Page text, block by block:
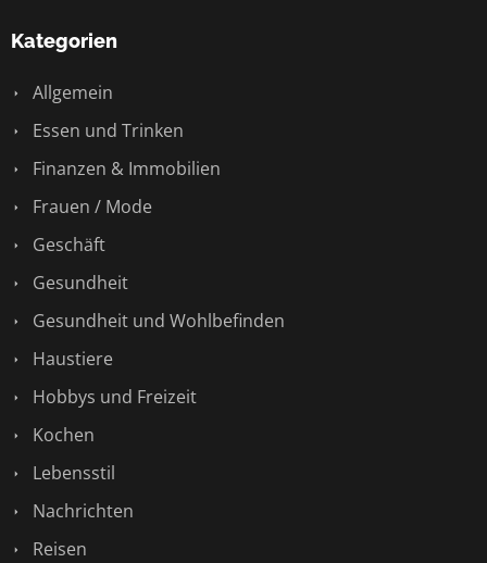
Kategorien
Allgemein
Essen und Trinken
Finanzen & Immobilien
Frauen / Mode
Geschäft
Gesundheit
Gesundheit und Wohlbefinden
Haustiere
Hobbys und Freizeit
Kochen
Lebensstil
Nachrichten
Reisen